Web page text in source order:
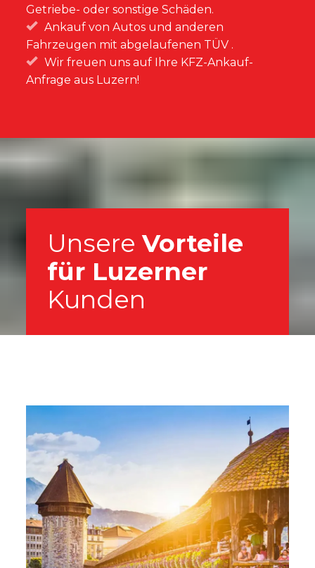
Getriebe- oder sonstige Schäden.
Ankauf von Autos und anderen
Fahrzeugen mit abgelaufenen TÜV .
Wir freuen uns auf Ihre KFZ-Ankauf-
Anfrage aus Luzern!
UnsereVorteile
für Luzerner
Kunden